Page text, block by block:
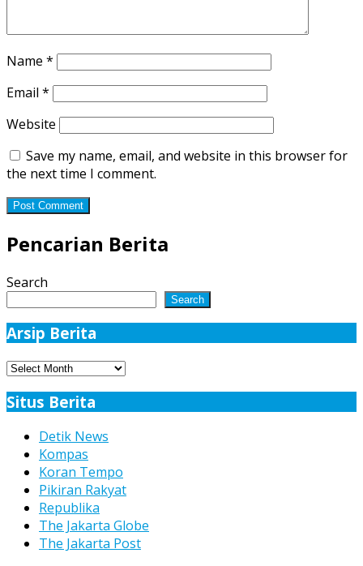
Name *
Email *
Website
Save my name, email, and website in this browser for
the next time I comment.
Pencarian Berita
Search
Search
Arsip Berita
Arsip
Situs Berita
Detik News
Kompas
Koran Tempo
Pikiran Rakyat
Republika
The Jakarta Globe
The Jakarta Post